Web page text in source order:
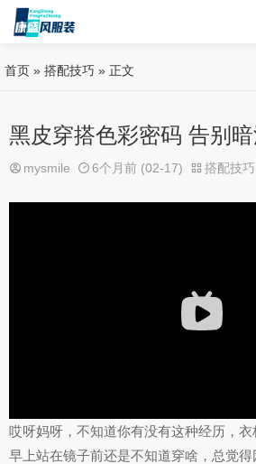
首页 » 搭配技巧 » 正文
黑皮穿搭色彩密码 告别
mysmile 6个月前 (02-17) 搭配技巧
哎呀妈呀，不知道你有没有这种经历，
早上站在镜子前还是不知道穿啥，总觉